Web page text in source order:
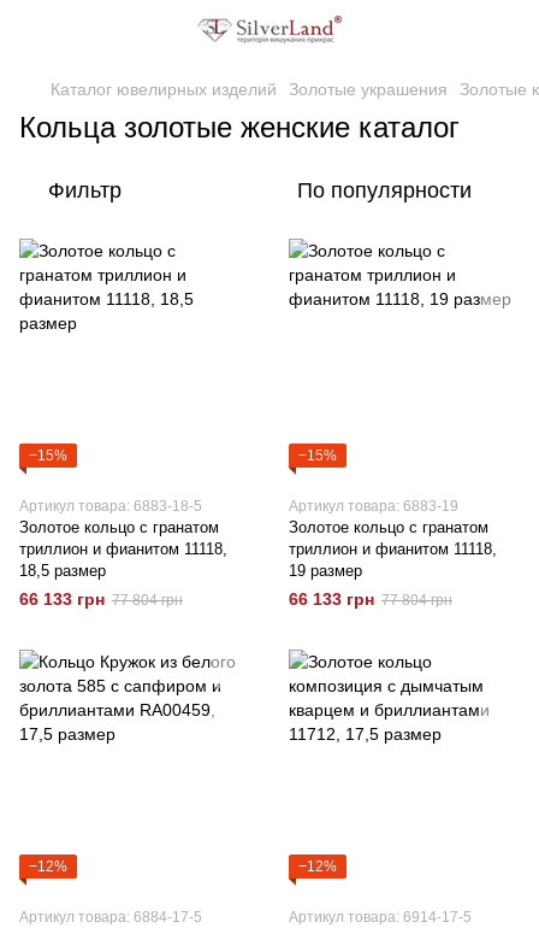
Каталог ювелирных изделий Золотые украшения Золотые
Кольца золотые женские каталог
Фильтр По популярности
−15%
Артикул товара: 6883-18-5
Золотое кольцо с гранатом
триллион и фианитом 11118,
18,5 размер
66 133 грн 77 804 грн
−15%
Артикул товара: 6883-19
Золотое кольцо с гранатом
триллион и фианитом 11118,
19 размер
66 133 грн 77 804 грн
−12%
Артикул товара: 6884-17-5
−12%
Артикул товара: 6914-17-5